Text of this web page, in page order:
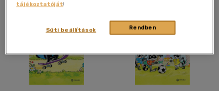
tájékoztatóját!
Rendben
Süti beállítások